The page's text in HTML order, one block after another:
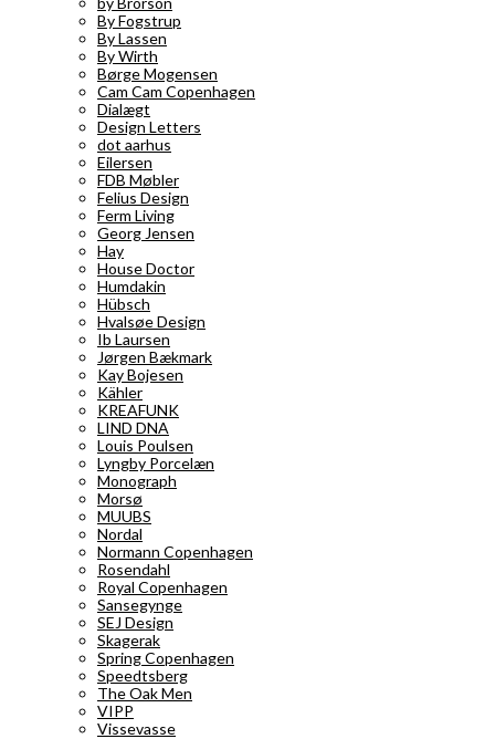
By Fogstrup
By Lassen
By Wirth
Børge Mogensen
Cam Cam Copenhagen
Dialægt
Design Letters
dot aarhus
Eilersen
FDB Møbler
Felius Design
Ferm Living
Georg Jensen
Hay
House Doctor
Humdakin
Hübsch
Hvalsøe Design
Ib Laursen
Jørgen Bækmark
Kay Bojesen
Kähler
KREAFUNK
LIND DNA
Louis Poulsen
Lyngby Porcelæn
Monograph
Morsø
MUUBS
Nordal
Normann Copenhagen
Rosendahl
Royal Copenhagen
Sansegynge
SEJ Design
Skagerak
Spring Copenhagen
Speedtsberg
The Oak Men
VIPP
Vissevasse